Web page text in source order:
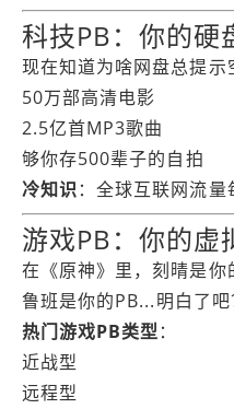
科技PB：你的硬
现在知道为啥网盘总提示
50万部高清电影
2.5亿首MP3歌曲
够你存500辈子的自拍
冷知识：全球互联网流量
游戏PB：你的虚
在《原神》里，刻晴是你
鲁班是你的PB...明白了吧
热门游戏PB类型：
近战型
远程型